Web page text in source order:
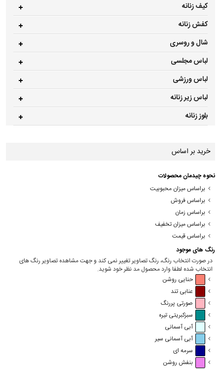
کیف زنانه
کفش زنانه
شال و روسری
لباس مجلسی
لباس ورزشی
لباس زیر زنانه
بلوز زنانه
خرید بر اساس
نحوه چیدمان محصولات
براساس میزان محبوبیت
براساس فروش
براساس زمان
براساس میزان تخفیف
براساس قیمت
رنگ های موجود
در صورت انتخاب رنگ، رنگ تصاویر تغییر نمی کند و جهت مشاهده تصاویر رنگ های
انتخاب شده لطفا وارد محصول مد نظر خود شوید.
حنایی روشن
عنابی تند
صورتی پررنگ
سبزکبریتی تیره
آبی آسمانی
آبی آسمانی سیر
سرمه ای
بنفش روشن